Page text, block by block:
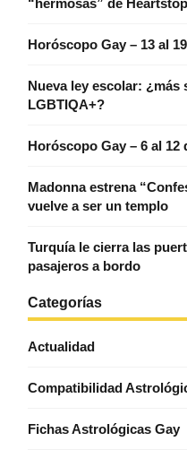
“hermosas” de
Horóscopo Gay – 13 al
Nueva ley escolar: ¿más
LGBTIQA+?
Horóscopo Gay – 6 al 12
Madonna estrena
vuelve a ser un templo
Turquía le cierra las
pasajeros a bordo
Categorías
Actualidad
Compatibilidad
Fichas Astrológicas Gay